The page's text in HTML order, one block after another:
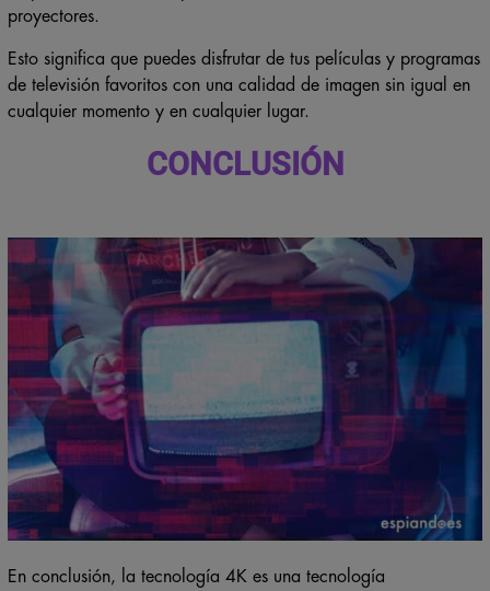
proyectores.
Esto significa que puedes disfrutar de tus películas y programas
de televisión favoritos con una calidad de imagen sin igual en
cualquier momento y en cualquier lugar.
CONCLUSIÓN
En conclusión, la tecnología 4K es una tecnología